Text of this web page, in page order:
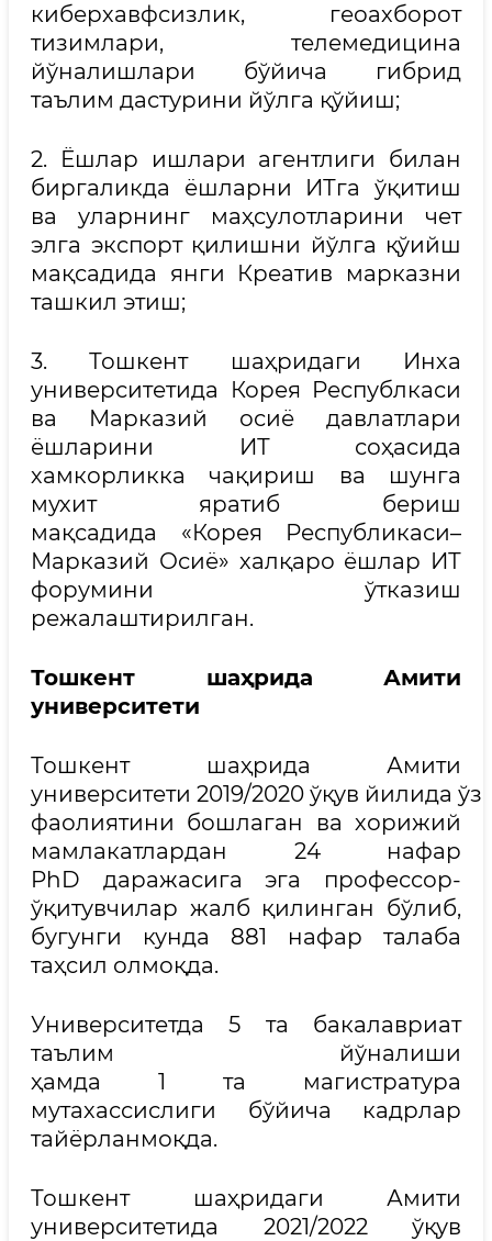
киберхавфсизлик, геоахборот
тизимлари, телемедицина
йўналишлари бўйича гибрид
таълим дастурини йўлга қўйиш;
2. Ёшлар ишлари агентлиги билан
биргаликда ёшларни ИТга ўқитиш
ва уларнинг маҳсулотларини чет
элга экспорт қилишни йўлга қўийш
мақсадида янги Креатив марказни
ташкил этиш;
3. Тошкент шаҳридаги Инха
университетида Корея Республкаси
ва Марказий осиё давлатлари
ёшларини ИТ соҳасида
хамкорликка чақириш ва шунга
мухит яратиб бериш
мақсадида «Корея Республикаси–
Марказий Осиё» халқаро ёшлар ИТ
форумини ўтказиш
режалаштирилган.
Тошкент шаҳрида Амити
университети
Тошкент шаҳрида Амити
университети 2019/2020 ўқув йилида ўз
фаолиятини бошлаган ва хорижий
мамлакатлардан 24 нафар
PhD даражасига эга профессор-
ўқитувчилар жалб қилинган бўлиб,
бугунги кунда 881 нафар талаба
таҳсил олмоқда.
Университетда 5 та бакалавриат
таълим йўналиши
ҳамда 1 та магистратура
мутахассислиги бўйича кадрлар
тайёрланмоқда.
Тошкент шаҳридаги Амити
университетида 2021/2022 ўқув